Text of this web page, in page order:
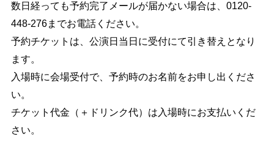
数日経っても予約完了メールが届かない場合は、0120-
448-276までお電話ください。
予約チケットは、公演日当日に受付にて引き替えとなり
ます。
入場時に会場受付で、予約時のお名前をお申し出くださ
い。
チケット代金（＋ドリンク代）は入場時にお支払いくだ
さい。